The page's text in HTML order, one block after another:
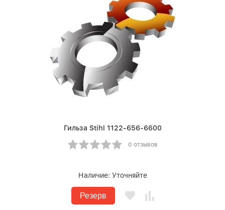
Гильза Stihl 1122-656-6600
0 отзывов
Наличие: Уточняйте
Резерв